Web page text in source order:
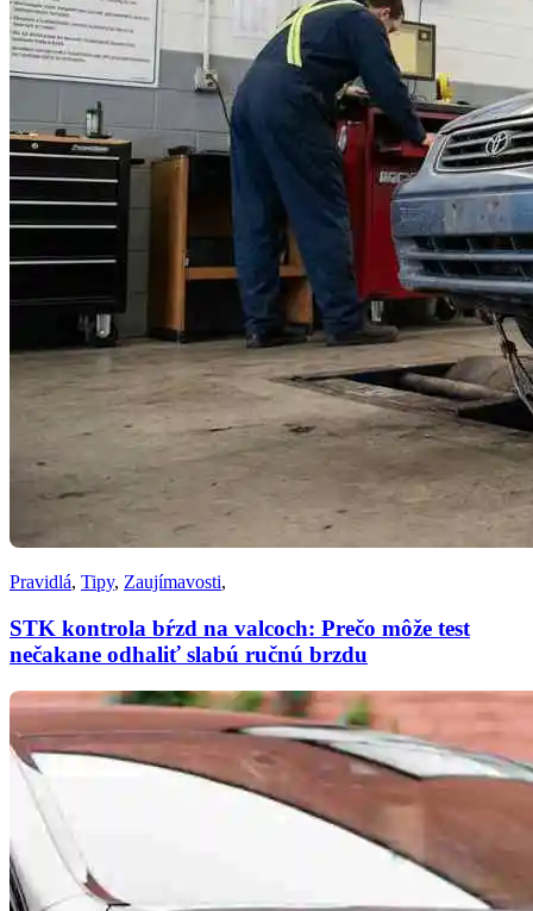
Pravidlá, Tipy, Zaujímavosti,
STK kontrola bŕzd na valcoch: Prečo môže test
nečakane odhaliť slabú ručnú brzdu